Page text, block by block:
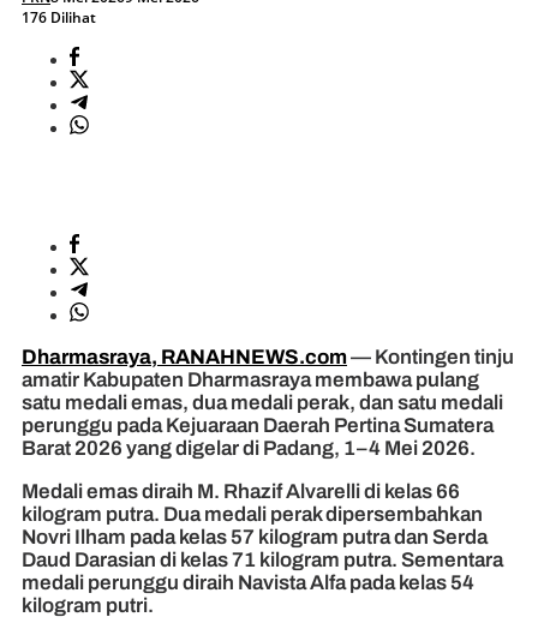
176 Dilihat
Dharmasraya, RANAHNEWS.com— Kontingen tinju
amatir Kabupaten Dharmasraya membawa pulang
satu medali emas, dua medali perak, dan satu medali
perunggu pada Kejuaraan Daerah Pertina Sumatera
Barat 2026 yang digelar di Padang, 1–4 Mei 2026.
Medali emas diraih M. Rhazif Alvarelli di kelas 66
kilogram putra. Dua medali perak dipersembahkan
Novri Ilham pada kelas 57 kilogram putra dan Serda
Daud Darasian di kelas 71 kilogram putra. Sementara
medali perunggu diraih Navista Alfa pada kelas 54
kilogram putri.